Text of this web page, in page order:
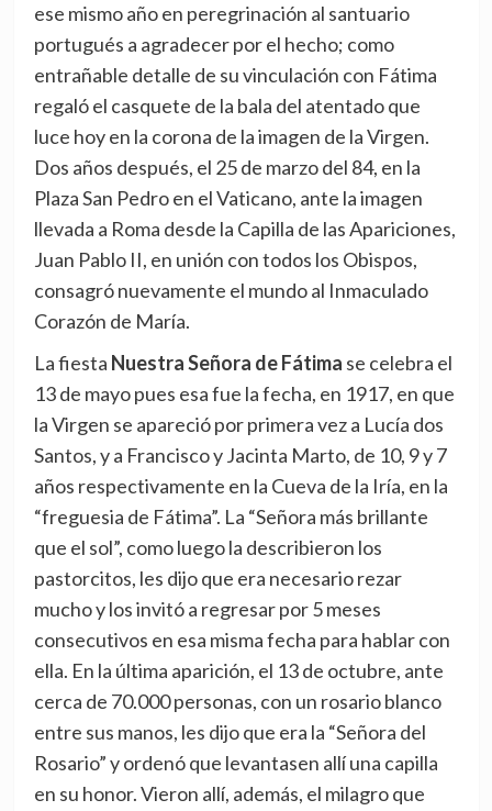
ese mismo año en peregrinación al santuario
portugués a agradecer por el hecho; como
entrañable detalle de su vinculación con Fátima
regaló el casquete de la bala del atentado que
luce hoy en la corona de la imagen de la Virgen.
Dos años después, el 25 de marzo del 84, en la
Plaza San Pedro en el Vaticano, ante la imagen
llevada a Roma desde la Capilla de las Apariciones,
Juan Pablo II, en unión con todos los Obispos,
consagró nuevamente el mundo al Inmaculado
Corazón de María.
La fiesta Nuestra Señora de Fátima se celebra el
13 de mayo pues esa fue la fecha, en 1917, en que
la Virgen se apareció por primera vez a Lucía dos
Santos, y a Francisco y Jacinta Marto, de 10, 9 y 7
años respectivamente en la Cueva de la Iría, en la
“freguesia de Fátima”. La “Señora más brillante
que el sol”, como luego la describieron los
pastorcitos, les dijo que era necesario rezar
mucho y los invitó a regresar por 5 meses
consecutivos en esa misma fecha para hablar con
ella. En la última aparición, el 13 de octubre, ante
cerca de 70.000 personas, con un rosario blanco
entre sus manos, les dijo que era la “Señora del
Rosario” y ordenó que levantasen allí una capilla
en su honor. Vieron allí, además, el milagro que